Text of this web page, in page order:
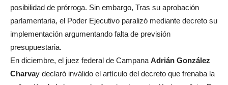
posibilidad de prórroga. Sin embargo, Tras su aprobación
parlamentaria, el Poder Ejecutivo paralizó mediante decreto su
implementación argumentando falta de previsión
presupuestaria.
En diciembre, el juez federal de Campana Adrián González
Charvay declaró inválido el artículo del decreto que frenaba la